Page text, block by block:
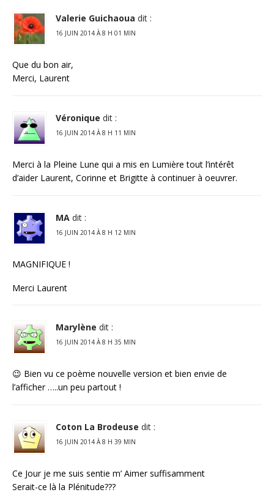
Valerie Guichaoua dit :
16 JUIN 2014 À 8 H 01 MIN
Que du bon air,
Merci, Laurent
Véronique dit :
16 JUIN 2014 À 8 H 11 MIN
Merci à la Pleine Lune qui a mis en Lumière tout l’intérêt
d’aider Laurent, Corinne et Brigitte à continuer à oeuvrer.
MA dit :
16 JUIN 2014 À 8 H 12 MIN
MAGNIFIQUE !
Merci Laurent
Marylène dit :
16 JUIN 2014 À 8 H 35 MIN
😉 Bien vu ce poème nouvelle version et bien envie de
l’afficher …..un peu partout !
Coton La Brodeuse dit :
16 JUIN 2014 À 8 H 39 MIN
Ce Jour je me suis sentie m’ Aimer suffisamment
Serait-ce là la Plénitude???